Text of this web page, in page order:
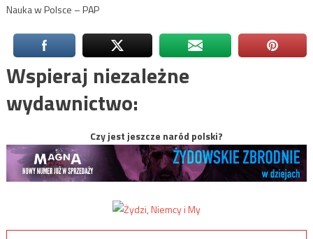
Nauka w Polsce – PAP
Wspieraj niezależne
wydawnictwo:
Czy jest jeszcze naród polski?